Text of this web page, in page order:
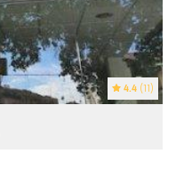
4.4 (11)